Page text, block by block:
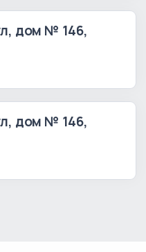
дом № 146,
дом № 146,